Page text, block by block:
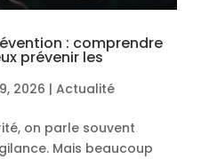
: comprendre
prévenir les
2026 | Actualité
on parle souvent
Mais beaucoup